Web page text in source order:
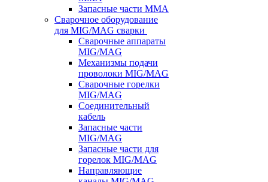
Запасные части MMA
Сварочное оборудование
для MIG/MAG сварки
Сварочные аппараты
MIG/MAG
Механизмы подачи
проволоки MIG/MAG
Сварочные горелки
MIG/MAG
Соединительный
кабель
Запасные части
MIG/MAG
Запасные части для
горелок MIG/MAG
Направляющие